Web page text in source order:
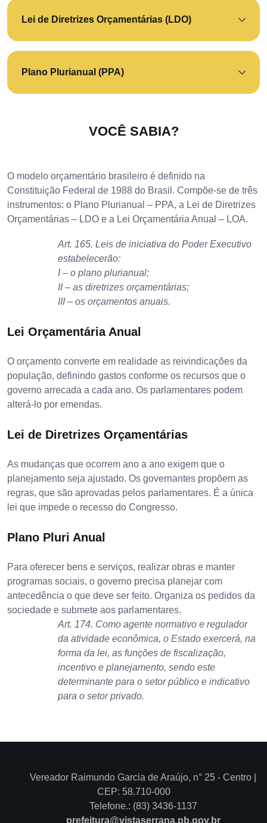
Lei de Diretrizes Orçamentárias (LDO)
Plano Plurianual (PPA)
VOCÊ SABIA?
O modelo orçamentário brasileiro é definido na
Constituição Federal de 1988 do Brasil. Compõe-se de três
instrumentos: o Plano Plurianual – PPA, a Lei de Diretrizes
Orçamentárias – LDO e a Lei Orçamentária Anual – LOA.
Art. 165. Leis de iniciativa do Poder Executivo
estabelecerão:
I – o plano plurianual;
II – as diretrizes orçamentárias;
III – os orçamentos anuais.
Lei Orçamentária Anual
O orçamento converte em realidade as reivindicações da
população, definindo gastos conforme os recursos que o
governo arrecada a cada ano. Os parlamentares podem
alterá-lo por emendas.
Lei de Diretrizes Orçamentárias
As mudanças que ocorrem ano a ano exigem que o
planejamento seja ajustado. Os governantes propõem as
regras, que são aprovadas pelos parlamentares. É a única
lei que impede o recesso do Congresso.
Plano Pluri Anual
Para oferecer bens e serviços, realizar obras e manter
programas sociais, o governo precisa planejar com
antecedência o que deve ser feito. Organiza os pedidos da
sociedade e submete aos parlamentares.
Art. 174. Como agente normativo e regulador
da atividade econômica, o Estado exercerá, na
forma da lei, as funções de fiscalização,
incentivo e planejamento, sendo este
determinante para o setor público e indicativo
para o setor privado.
Vereador Raimundo Garcia de Araújo, n° 25 - Centro |
CEP: 58.710-000
Telefone.: (83) 3436-1137
prefeitura@vistaserrana.pb.gov.br